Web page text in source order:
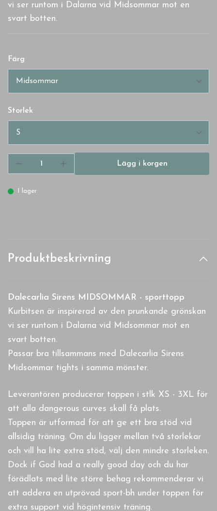
vi ser runtom i Dalarna vid Midsommar mot en
svart botten.
Färg
Storlek
Lägg i korgen
I lager
Produktbeskrivning
Dalecarlia Sirens MIDSOMMAR - sporttopp
Kurbitsen är inspirerad av den prunkande grönskan
vi ser runtom i Dalarna vid Midsommar mot en
svart botten.
Passar bra tillsammans med Dalecarlia Sirens
Midsommar tights i samma mönster.
Leverantören producerar toppen i stlk XS - 3XL för
att alla dangerous curves skall få plats.
Toppen är utformad för att ge ett bra stöd vid
allsidig träning. Om du ligger mellan två storlekar
och vill ha lite extra stöd, välj den mindre storleken.
Dock if God had a really good day och du har
förädlats med lite större behag rekommenderar vi
att addera en utprövad sport-bh under toppen för
extra support vid högintensiv träning.